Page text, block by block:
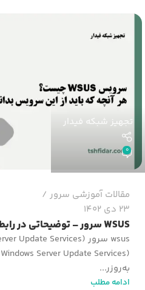
تجهیز شبکه فیدار
0
مقالات آموزشی سرور
23 دی 1402
WSUS سرور – توضیحاتی در رابطه با سرویس wsus
به‌روزر...
ادامه مطلب